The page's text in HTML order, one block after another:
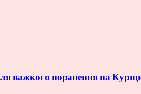
важкого поранення на